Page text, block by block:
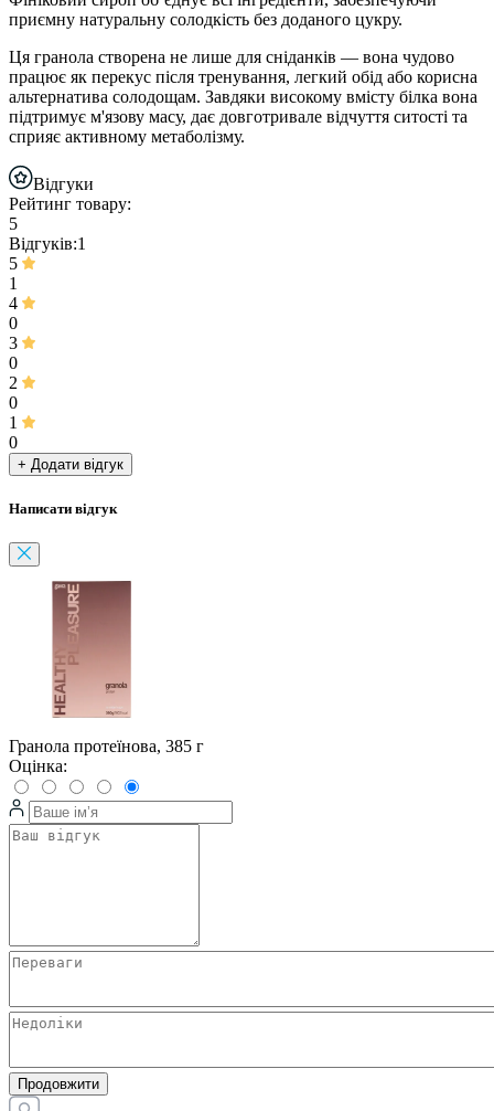
приємну натуральну солодкість без доданого цукру.
Ця гранола створена не лише для сніданків — вона чудово
працює як перекус після тренування, легкий обід або корисна
альтернатива солодощам. Завдяки високому вмісту білка вона
підтримує м'язову масу, дає довготривале відчуття ситості та
сприяє активному метаболізму.
Відгуки
Рейтинг товару:
5
Відгуків:1
5
1
4
0
3
0
2
0
1
0
+ Додати відгук
Написати відгук
Гранола протеїнова, 385 г
Оцінка:
Продовжити